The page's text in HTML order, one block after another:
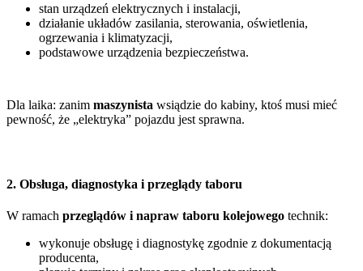
stan urządzeń elektrycznych i instalacji,
działanie układów zasilania, sterowania, oświetlenia,
ogrzewania i klimatyzacji,
podstawowe urządzenia bezpieczeństwa.
Dla laika: zanim maszynista wsiądzie do kabiny, ktoś musi mieć
pewność, że „elektryka” pojazdu jest sprawna.
2. Obsługa, diagnostyka i przeglądy taboru
W ramach przeglądów i napraw taboru kolejowego technik:
wykonuje obsługę i diagnostykę zgodnie z dokumentacją
producenta,